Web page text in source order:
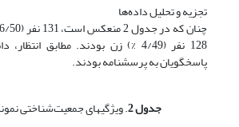
تجزیه و تحلیل داده‌ها
128 نفر (4/49 %) زن بودند. مطابق
پاسخگویان به پرسشنامه بودند.
جدول 2 . ویژگیهای جمعیت‌شناختی